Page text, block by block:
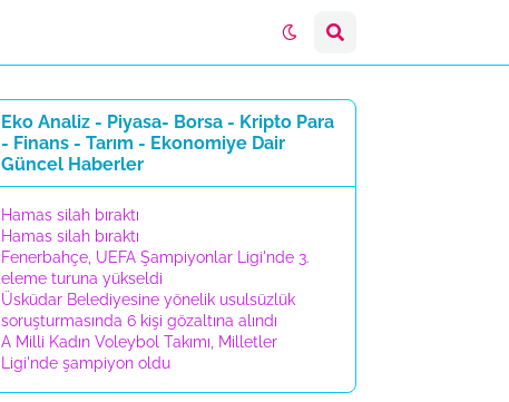
Eko Analiz - Piyasa- Borsa - Kripto Para
- Finans - Tarım - Ekonomiye Dair
Güncel Haberler
Hamas silah bıraktı
Hamas silah bıraktı
Fenerbahçe, UEFA Şampiyonlar Ligi'nde 3.
eleme turuna yükseldi
Üsküdar Belediyesine yönelik usulsüzlük
soruşturmasında 6 kişi gözaltına alındı
A Milli Kadın Voleybol Takımı, Milletler
Ligi'nde şampiyon oldu